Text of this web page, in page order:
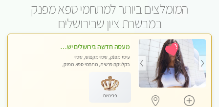
המומלצים ביותר למתחמי ספא מפנק
במבשרת ציון שבירושלים
מעסה חדשה בירושלים ישראלית צעירה ואיכותית לעיסוי מרגיע ומפנק VIP-מומלץ לחלוטין! פרטי! ​​​​​​ Highly recommended
עיסוי מפנק, עיסוי מקצועי, עיסוי
בקלניקה פרטית, מתחמי ספא מפנק,
פרימיום